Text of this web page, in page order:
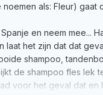
als: Fleur) gaat
en neem mee...
laat het zijn dat dat
shampoo,
de shampoo fles lek
voor het geval dat